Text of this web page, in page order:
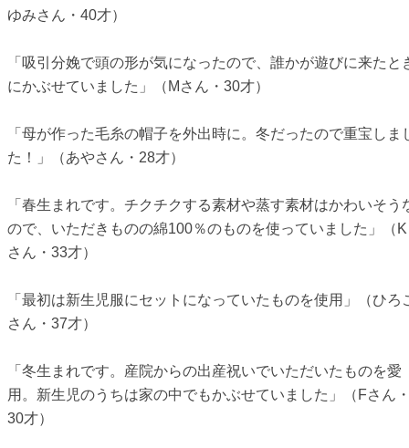
ゆみさん・40才）
「吸引分娩で頭の形が気になったので、誰かが遊びに来たと
にかぶせていました」（Mさん・30才）
「母が作った毛糸の帽子を外出時に。冬だったので重宝しま
た！」（あやさん・28才）
「春生まれです。チクチクする素材や蒸す素材はかわいそう
ので、いただきものの綿100％のものを使っていました」（K
さん・33才）
「最初は新生児服にセットになっていたものを使用」（ひろ
さん・37才）
「冬生まれです。産院からの出産祝いでいただいたものを愛
用。新生児のうちは家の中でもかぶせていました」（Fさん
30才）